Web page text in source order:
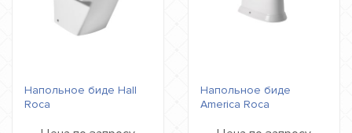
Напольное биде Hall
Roca
Напольное биде
America Roca